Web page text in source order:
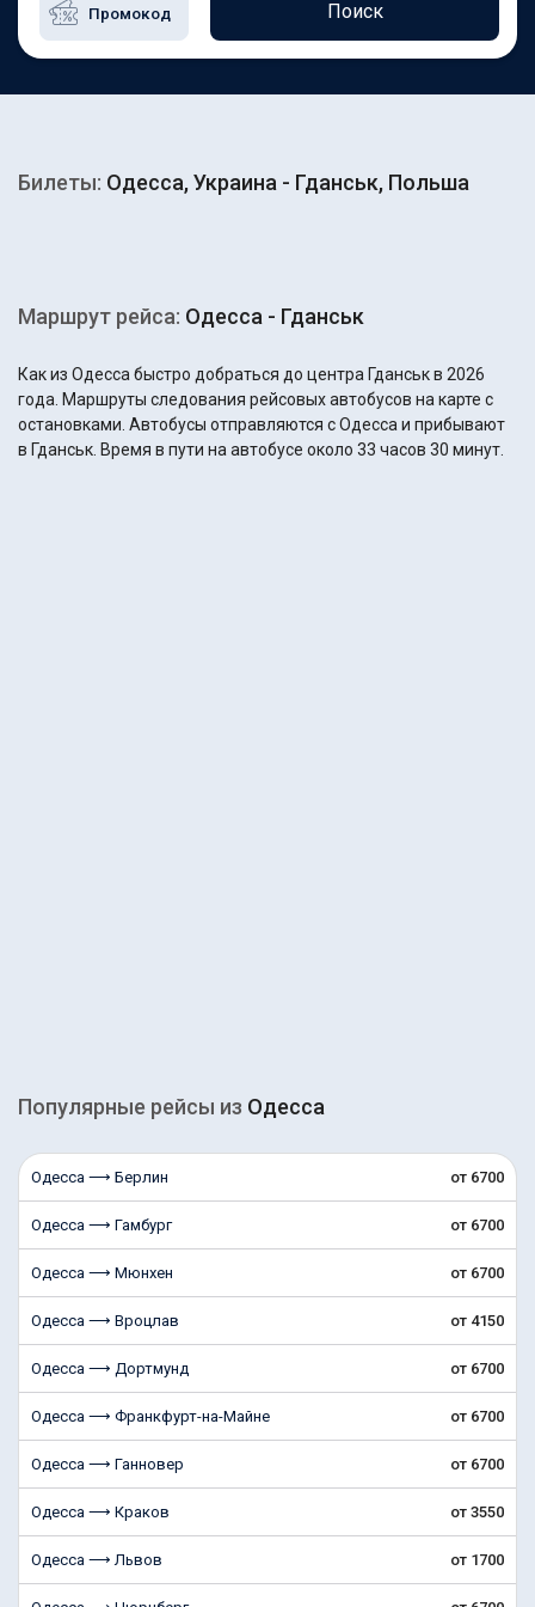
Поиск
Билеты: Одесса, Украина - Гданськ, Польша
Маршрут рейса: Одесса - Гданськ
Как из Одесса быстро добраться до центра Гданськ в 2026
года. Маршруты следования рейсовых автобусов на карте с
остановками. Автобусы отправляются с Одесса и прибывают
в Гданськ. Время в пути на автобусе около 33 часов 30 минут.
Популярные рейсы из Одесса
Одесса ⟶ Берлин от 6700
Одесса ⟶ Гамбург от 6700
Одесса ⟶ Мюнхен от 6700
Одесса ⟶ Вроцлав от 4150
Одесса ⟶ Дортмунд от 6700
Одесса ⟶ Франкфурт-на-Майне от 6700
Одесса ⟶ Ганновер от 6700
Одесса ⟶ Краков от 3550
Одесса ⟶ Львов от 1700